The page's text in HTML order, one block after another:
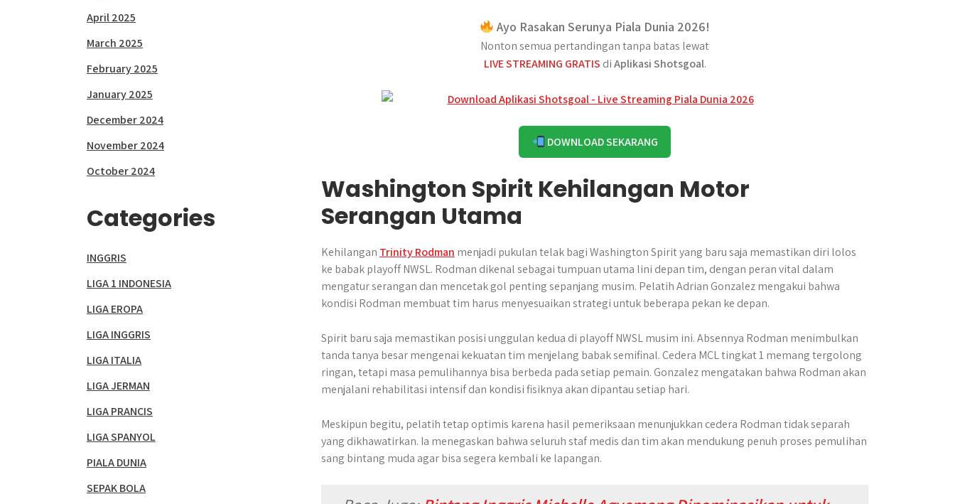
Ayo Rasakan Serunya Piala Dunia 2026!
Nonton semua pertandingan tanpa batas lewat
LIVE STREAMING GRATIS diAplikasi Shotsgoal.
DOWNLOAD SEKARANG
Washington Spirit Kehilangan Motor
Serangan Utama
Kehilangan Trinity Rodman menjadi pukulan telak bagi Washington Spirit yang baru saja memastikan diri lolos
ke babak playoff NWSL. Rodman dikenal sebagai tumpuan utama lini depan tim, dengan peran vital dalam
mengatur serangan dan mencetak gol penting sepanjang musim. Pelatih Adrian Gonzalez mengakui bahwa
kondisi Rodman membuat tim harus menyesuaikan strategi untuk beberapa pekan ke depan.
Spirit baru saja memastikan posisi unggulan kedua di playoff NWSL musim ini. Absennya Rodman menimbulkan
tanda tanya besar mengenai kekuatan tim menjelang babak semifinal. Cedera MCL tingkat 1 memang tergolong
ringan, tetapi masa pemulihannya bisa berbeda pada setiap pemain. Gonzalez mengatakan bahwa Rodman akan
menjalani rehabilitasi intensif dan kondisi fisiknya akan dipantau setiap hari.
Meskipun begitu, pelatih tetap optimis karena hasil pemeriksaan menunjukkan cedera Rodman tidak separah
yang dikhawatirkan. Ia menegaskan bahwa seluruh staf medis dan tim akan mendukung penuh proses pemulihan
sang bintang muda agar bisa segera kembali ke lapangan.
April 2025
March 2025
February 2025
January 2025
December 2024
November 2024
October 2024
Categories
INGGRIS
LIGA 1 INDONESIA
LIGA EROPA
LIGA INGGRIS
LIGA ITALIA
LIGA JERMAN
LIGA PRANCIS
LIGA SPANYOL
PIALA DUNIA
SEPAK BOLA